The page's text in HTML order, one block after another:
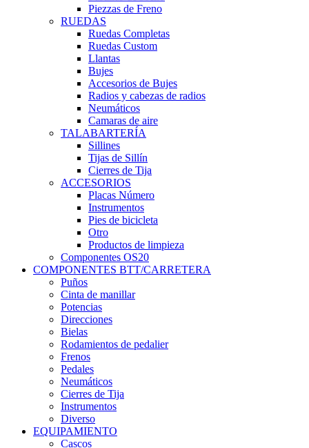
Piezzas de Freno
RUEDAS
Ruedas Completas
Ruedas Custom
Llantas
Bujes
Accesorios de Bujes
Radios y cabezas de radios
Neumáticos
Camaras de aire
TALABARTERÍA
Sillines
Tijas de Sillín
Cierres de Tija
ACCESORIOS
Placas Número
Instrumentos
Pies de bicicleta
Otro
Productos de limpieza
Componentes OS20
COMPONENTES BTT/CARRETERA
Puños
Cinta de manillar
Potencias
Direcciones
Bielas
Rodamientos de pedalier
Frenos
Pedales
Neumáticos
Cierres de Tija
Instrumentos
Diverso
EQUIPAMIENTO
Cascos